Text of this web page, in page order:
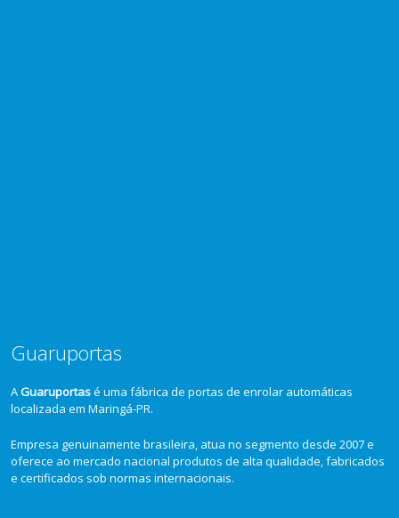
Guaruportas
AGuaruportasé uma fábrica de portas de enrolar automáticas
localizada em Maringá-PR.
Empresa genuinamente brasileira, atua no segmento desde 2007 e
oferece ao mercado nacional produtos de alta qualidade, fabricados
e certificados sob normas internacionais.